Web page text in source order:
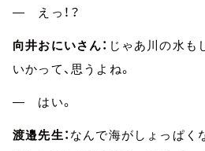
― えっ！？
向井おにいさん： じゃあ川の水も
いかって、思うよね。
― はい。
渡邉先生： なんで海がしょっぱく